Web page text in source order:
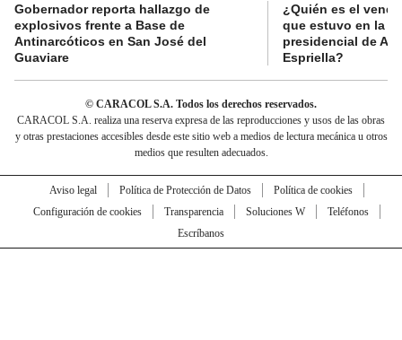
Gobernador reporta hallazgo de
explosivos frente a Base de
Antinarcóticos en San José del
Guaviare
¿Quién es el
que estuvo en la
presidencial de
Espriella?
© CARACOL S.A. Todos los derechos reservados.
CARACOL S.A. realiza una reserva expresa de las reproducciones y usos de las obras
y otras prestaciones accesibles desde este sitio web a medios de lectura mecánica u otros
medios que resulten adecuados.
Aviso legal Política de Protección de Datos
Política de cookies
Configuración de cookies
Transparencia Soluciones W
Teléfonos
Escríbanos